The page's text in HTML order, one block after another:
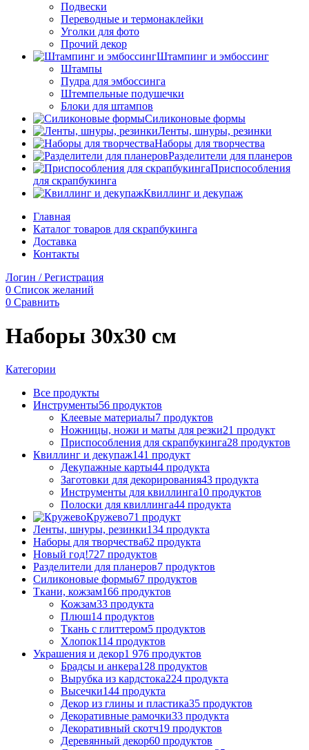
Подвески
Переводные и термонаклейки
Уголки для фото
Прочий декор
Штампинг и эмбоссинг
Штампы
Пудра для эмбоссинга
Штемпельные подушечки
Блоки для штампов
Силиконовые формы
Ленты, шнуры, резинки
Наборы для творчества
Разделители для планеров
Приспособления
для скрапбукинга
Квиллинг и декупаж
Главная
Каталог товаров для скрапбукинга
Доставка
Контакты
Логин / Регистрация
0 Список желаний
0 Сравнить
Наборы 30х30 см
Категории
Все продукты
Инструменты56 продуктов
Клеевые материалы7 продуктов
Ножницы, ножи и маты для резки21 продукт
Приспособления для скрапбукинга28 продуктов
Квиллинг и декупаж141 продукт
Декупажные карты44 продукта
Заготовки для декорирования43 продукта
Инструменты для квиллинга10 продуктов
Полоски для квиллинга44 продукта
Кружево71 продукт
Ленты, шнуры, резинки134 продукта
Наборы для творчества62 продукта
Новый год!727 продуктов
Разделители для планеров7 продуктов
Силиконовые формы67 продуктов
Ткани, кожзам166 продуктов
Кожзам33 продукта
Плюш14 продуктов
Ткань с глиттером5 продуктов
Хлопок114 продуктов
Украшения и декор1 976 продуктов
Брадсы и анкера128 продуктов
Вырубка из кардстока224 продукта
Высечки144 продукта
Декор из глины и пластика35 продуктов
Декоративные рамочки33 продукта
Декоративный скотч19 продуктов
Деревянный декор60 продуктов